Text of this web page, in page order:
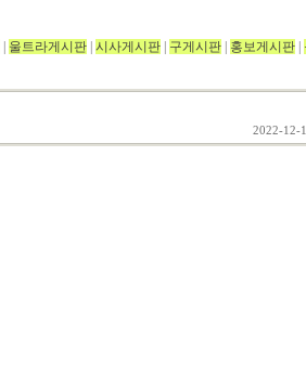
울트라게시판 시사게시판 구게시판 홍보게시판
2022-12-